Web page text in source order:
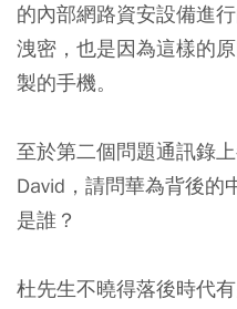
的內部網路資安設備進
洩密，也是因為這樣的
製的手機。
至於第二個問題通訊錄上
David，請問華為背後的
是誰？
杜先生不曉得落後時代